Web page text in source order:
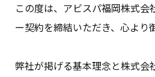
この度は、アビスパ福岡株式会
ー契約を締結いただき、心より
弊社が掲げる基本理念と株式会